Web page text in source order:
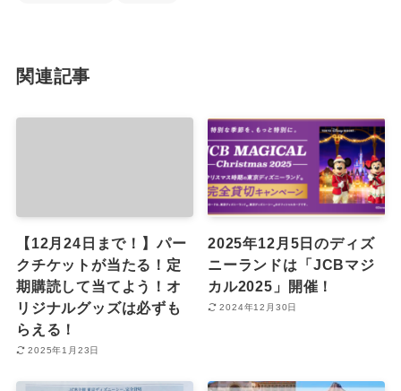
関連記事
【12月24日まで！】パー
クチケットが当たる！定
期購読して当てよう！オ
リジナルグッズは必ずも
らえる！
2025年1月23日
2025年12月5日のディズ
ニーランドは「JCBマジ
カル2025」開催！
2024年12月30日